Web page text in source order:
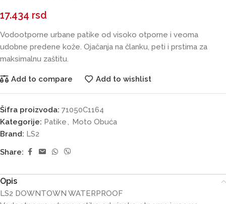
17.434 rsd
Vodootporne urbane patike od visoko otporne i veoma
udobne predene kože. Ojačanja na članku, peti i prstima za
maksimalnu zaštitu.
Add to compare Add to wishlist
Šifra proizvoda: 71050C1164
Kategorije: Patike, Moto Obuća
Brand: LS2
Share:
Opis
LS2 DOWNTOWN WATERPROOF